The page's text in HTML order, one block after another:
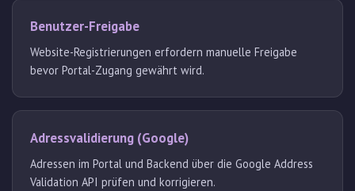
Benutzer-Freigabe
Website-Registrierungen erfordern manuelle Freigabe
bevor Portal-Zugang gewährt wird.
Adressvalidierung (Google)
Adressen im Portal und Backend über die Google Address
Validation API prüfen und korrigieren.